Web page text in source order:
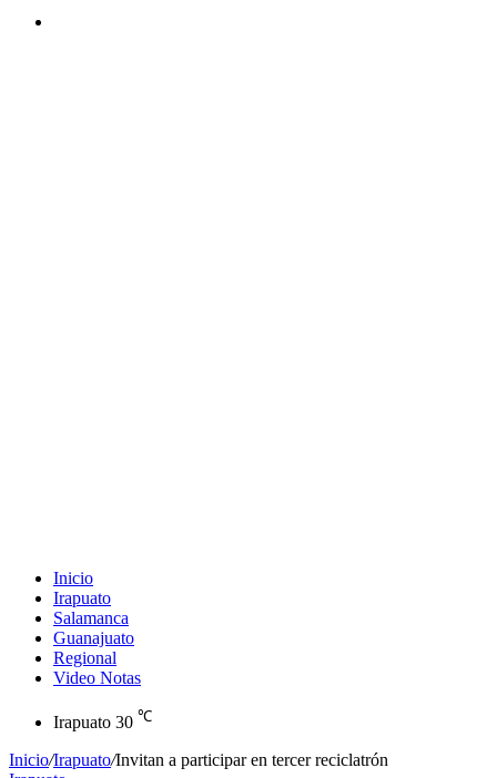
Inicio
Irapuato
Salamanca
Guanajuato
Regional
Video Notas
Irapuato 30 ℃
Inicio/Irapuato/Invitan a participar en tercer reciclatrón